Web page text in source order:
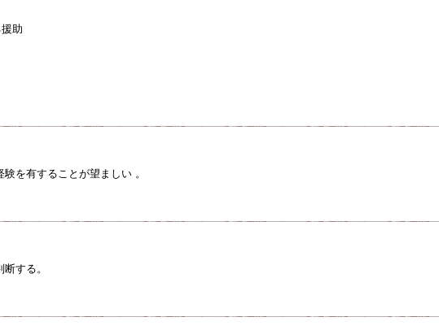
助
を有することが望ましい 。
する。